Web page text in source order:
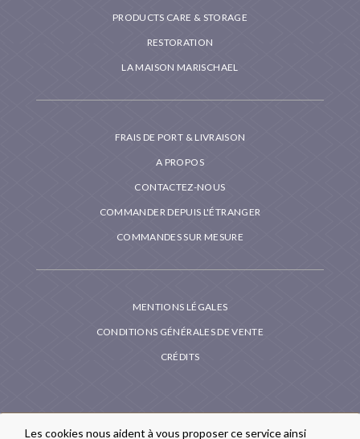
PRODUCTS CARE & STORAGE
RESTORATION
LA MAISON MARISCHAEL
FRAIS DE PORT & LIVRAISON
A PROPOS
CONTACTEZ-NOUS
COMMANDER DEPUIS L'ÉTRANGER
COMMANDES SUR MESURE
MENTIONS LÉGALES
CONDITIONS GÉNÉRALES DE VENTE
CRÉDITS
Les cookies nous aident à vous proposer ce service ainsi